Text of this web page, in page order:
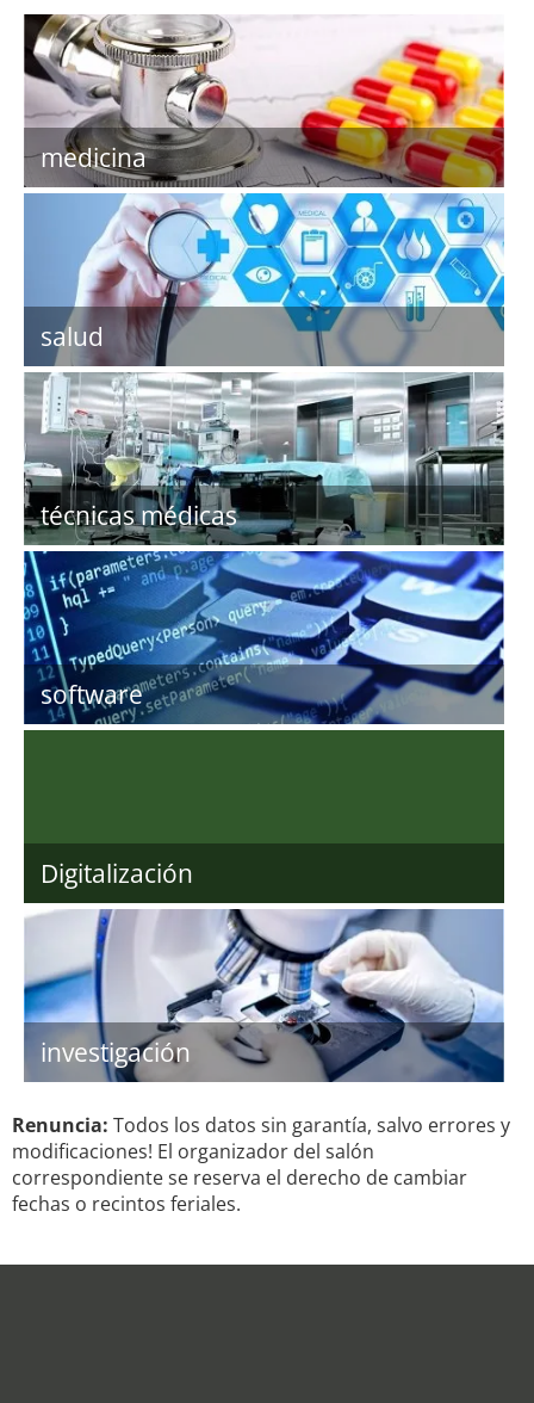
medicina
salud
técnicas médicas
software
Digitalización
investigación
Renuncia: Todos los datos sin garantía, salvo errores y
modificaciones! El organizador del salón
correspondiente se reserva el derecho de cambiar
fechas o recintos feriales.